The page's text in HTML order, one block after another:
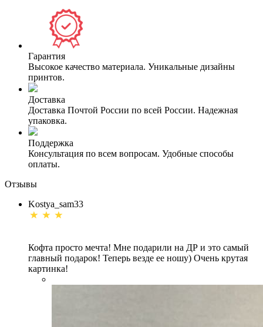
Гарантия
Высокое качество материала. Уникальные дизайны
принтов.
Доставка
Доставка Почтой России по всей России. Надежная
упаковка.
Поддержка
Консультация по всем вопросам. Удобные способы
оплаты.
Отзывы
Kostya_sam33
Кофта просто мечта! Мне подарили на ДР и это самый
главный подарок! Теперь везде ее ношу) Очень крутая
картинка!